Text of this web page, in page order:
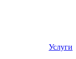
Услуги